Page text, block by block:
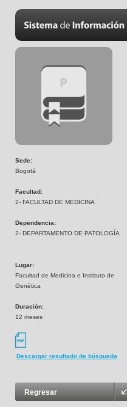
Sede:
Bogotá
Facultad:
2- FACULTAD DE MEDICINA
Dependencia:
2- DEPARTAMENTO DE PATOLOGÍA
Lugar:
Facultad de Medicina e Instituto de
Genètica
Duración:
12 meses
Descargar resultado de búsqueda
Regresar